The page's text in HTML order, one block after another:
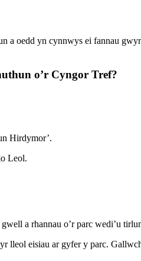
a oedd yn cynnwys ei fannau
o’r Cyngor Tref?
Hirdymor’.
Leol.
a rhannau o’r parc wedi’u
lleol eisiau ar gyfer y parc.